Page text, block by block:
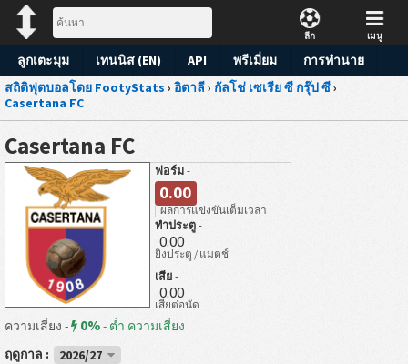
ลีก เมนู
ลูกเตะมุม เทนนิส (EN) API พรีเมี่ยม
การทำนาย
สถิติฟุตบอลโดย FootyStats › อิตาลี› กัลโช่ เซเรีย ซี กรุ๊ป ซี›
Casertana FC
Casertana FC
ฟอร์ม -
0.00
ผลการแข่งขันเต็มเวลา
ทำประตู -
0.00
ยิงประตู / แมตช์
เสีย -
0.00
เสียต่อนัด
ความเสี่ยง - 0%- ต่ำ ความเสี่ยง
ฤดูกาล :
2026/27